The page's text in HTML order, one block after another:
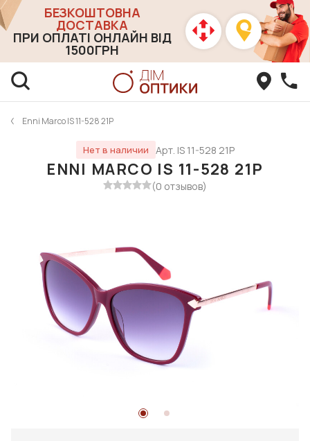
БЕЗКОШТОВНА
ДОСТАВКА
ПРИ ОПЛАТІ ОНЛАЙН ВІД
1500ГРН
Enni Marco IS 11-528 21P
Нет в наличии Арт. IS 11-528 21P
ENNI MARCO IS 11-528 21P
(0 отзывов)